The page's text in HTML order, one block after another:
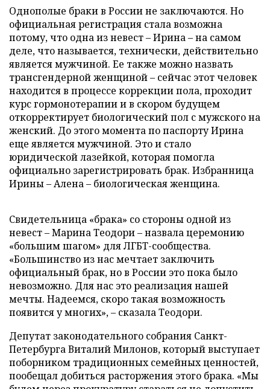
Однополые браки в России не заключаются. Но
официальная регистрация стала возможна
потому, что одна из невест – Ирина – на самом
деле, что называется, технически, действительно
является мужчиной. Ее также можно назвать
трансгендерной женщиной – сейчас этот человек
находится в процессе коррекции пола, проходит
курс гормонотерапии и в скором будущем
откорректирует биологический пол с мужского на
женский. До этого момента по паспорту Ирина
еще является мужчиной. Это и стало
юридической лазейкой, которая помогла
официально зарегистрировать брак. Избранница
Ирины – Алена – биологическая женщина.
Свидетельница «брака» со стороны одной из
невест – Марина Теодори – назвала церемонию
«большим шагом» для ЛГБТ-сообщества.
«Большинство из нас мечтает заключить
официальный брак, но в России это пока было
невозможно. Для нас это реализация нашей
мечты. Надеемся, скоро такая возможность
появится у многих», – сказала Теодори.
Депутат законодательного собрания Санкт-
Петербурга Виталий Милонов, который выступает
поборником традиционных семейных ценностей,
пообещал добиться расторжения этого брака. «Мы